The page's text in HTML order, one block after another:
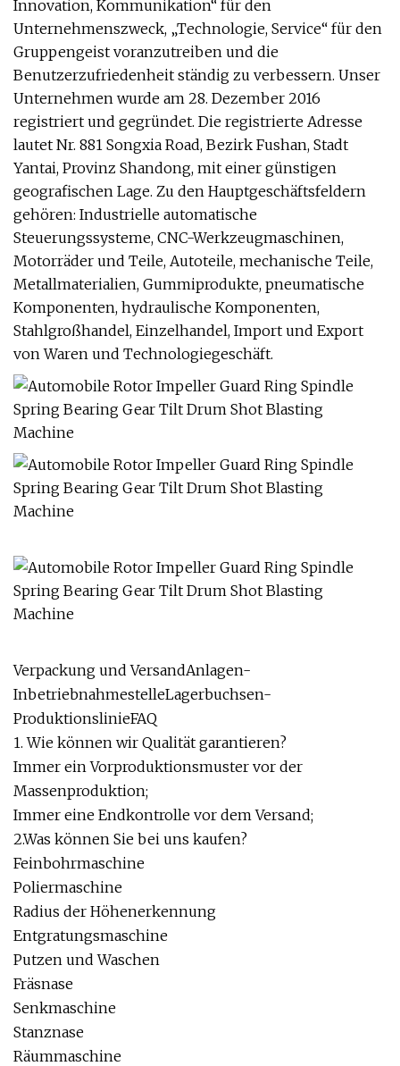
Innovation, Kommunikation“ für den
Unternehmenszweck, „Technologie, Service“ für den
Gruppengeist voranzutreiben und die
Benutzerzufriedenheit ständig zu verbessern. Unser
Unternehmen wurde am 28. Dezember 2016
registriert und gegründet. Die registrierte Adresse
lautet Nr. 881 Songxia Road, Bezirk Fushan, Stadt
Yantai, Provinz Shandong, mit einer günstigen
geografischen Lage. Zu den Hauptgeschäftsfeldern
gehören: Industrielle automatische
Steuerungssysteme, CNC-Werkzeugmaschinen,
Motorräder und Teile, Autoteile, mechanische Teile,
Metallmaterialien, Gummiprodukte, pneumatische
Komponenten, hydraulische Komponenten,
Stahlgroßhandel, Einzelhandel, Import und Export
von Waren und Technologiegeschäft.
Verpackung und VersandAnlagen-
InbetriebnahmestelleLagerbuchsen-
ProduktionslinieFAQ
1. Wie können wir Qualität garantieren?
Immer ein Vorproduktionsmuster vor der
Massenproduktion;
Immer eine Endkontrolle vor dem Versand;
2.Was können Sie bei uns kaufen?
Feinbohrmaschine
Poliermaschine
Radius der Höhenerkennung
Entgratungsmaschine
Putzen und Waschen
Fräsnase
Senkmaschine
Stanznase
Räummaschine